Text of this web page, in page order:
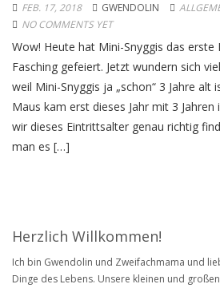
FEB. 17, 2018 GWENDOLIN
NO COMMENTS YET
Wow! Heute hat Mini-Snyggis das erste
Fasching gefeiert. Jetzt wundern sich
weil Mini-Snyggis ja „schon“ 3 Jahre alt
Maus kam erst dieses Jahr mit 3
wir dieses Eintrittsalter genau richtig
man es […]
Herzlich Willkommen!
Ich bin Gwendolin und Zweifachmama und
Dinge des Lebens. Unsere kleinen und